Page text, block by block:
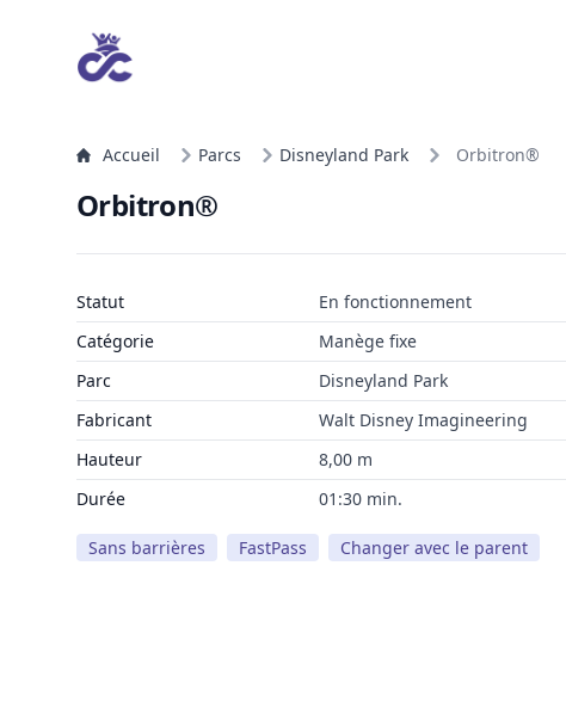
Accueil Parcs Disneyland Park Orbitron®
Orbitron®
Statut
En fonctionnement
Catégorie
Manège fixe
Parc
Disneyland Park
Fabricant
Walt Disney Imagineering
Hauteur
8,00 m
Durée
01:30 min.
Sans barrières FastPass Changer avec le parent